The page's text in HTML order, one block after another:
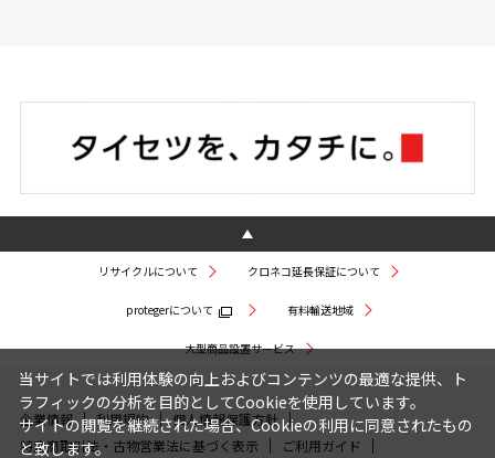
リサイクルについて クロネコ延長保証について
protegerについて 有料輸送地域
大型商品設置サービス
企業情報 利用規約
個人情報保護方針
特定商取引法・古物営業法に基づく表示
ご利用ガイド
当サイトでは利用体験の向上およびコンテンツの最適な提供、ト
ラフィックの分析を目的としてCookieを使用しています。
サイトの閲覧を継続された場合、Cookieの利用に同意されたもの
と致します。